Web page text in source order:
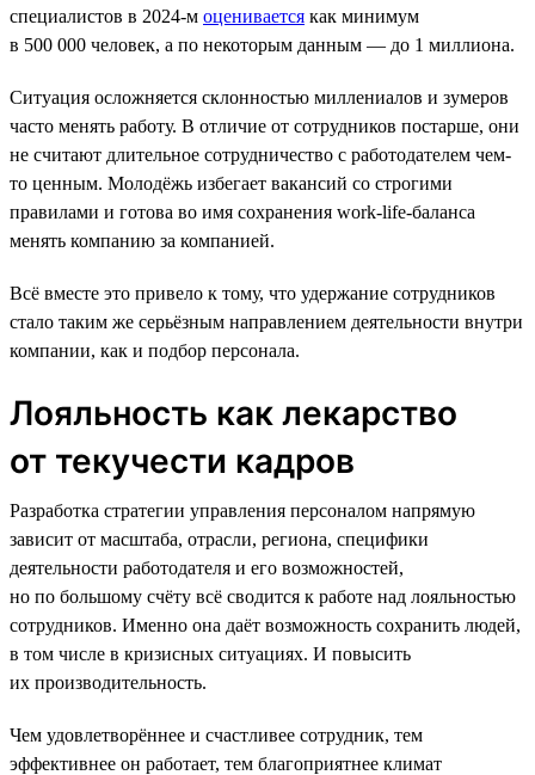
специалистов в 2024-м оценивается как минимум
в 500 000 человек, а по некоторым данным — до 1 миллиона.
Ситуация осложняется склонностью миллениалов и зумеров
часто менять работу. В отличие от сотрудников постарше, они
не считают длительное сотрудничество с работодателем чем-
то ценным. Молодёжь избегает вакансий со строгими
правилами и готова во имя сохранения work-life-баланса
менять компанию за компанией.
Всё вместе это привело к тому, что удержание сотрудников
стало таким же серьёзным направлением деятельности внутри
компании, как и подбор персонала.
Лояльность как лекарство
от текучести кадров
Разработка стратегии управления персоналом напрямую
зависит от масштаба, отрасли, региона, специфики
деятельности работодателя и его возможностей,
но по большому счёту всё сводится к работе над лояльностью
сотрудников. Именно она даёт возможность сохранить людей,
в том числе в кризисных ситуациях. И повысить
их производительность.
Чем удовлетворённее и счастливее сотрудник, тем
эффективнее он работает, тем благоприятнее климат